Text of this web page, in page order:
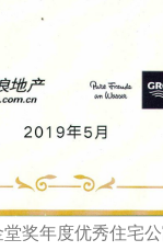
堂奖年度优秀住宅